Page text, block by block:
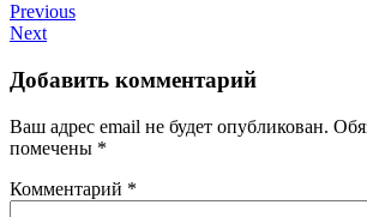
Previous
Next
Добавить комментарий
Ваш адрес email не будет опубликован.
помечены *
Комментарий *